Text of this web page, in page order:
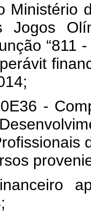
Ministério
Jogos
“811
-